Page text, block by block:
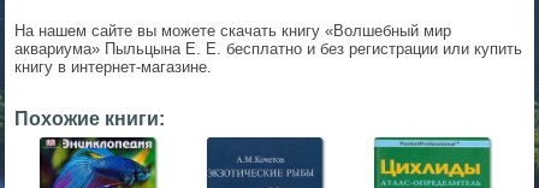
На нашем сайте вы можете скачать книгу «Волшебный мир
аквариума» Пыльцына Е. Е. бесплатно и без регистрации или купить
книгу в интернет-магазине.
Похожие книги: